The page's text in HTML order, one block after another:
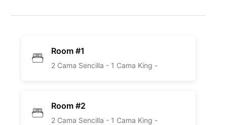
Room #1
2 Cama Sencilla - 1 Cama King -
Room #2
2 Cama Sencilla - 1 Cama King -